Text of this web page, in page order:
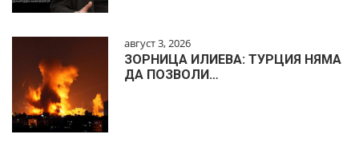
август 3, 2026
ЗОРНИЦА ИЛИЕВА: ТУРЦИЯ НЯМА
ДА ПОЗВОЛИ…